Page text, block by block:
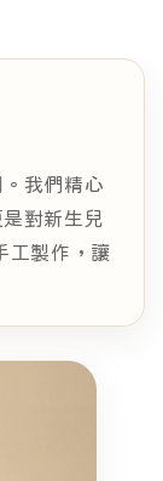
我們精心
對新生兒
工製作，讓